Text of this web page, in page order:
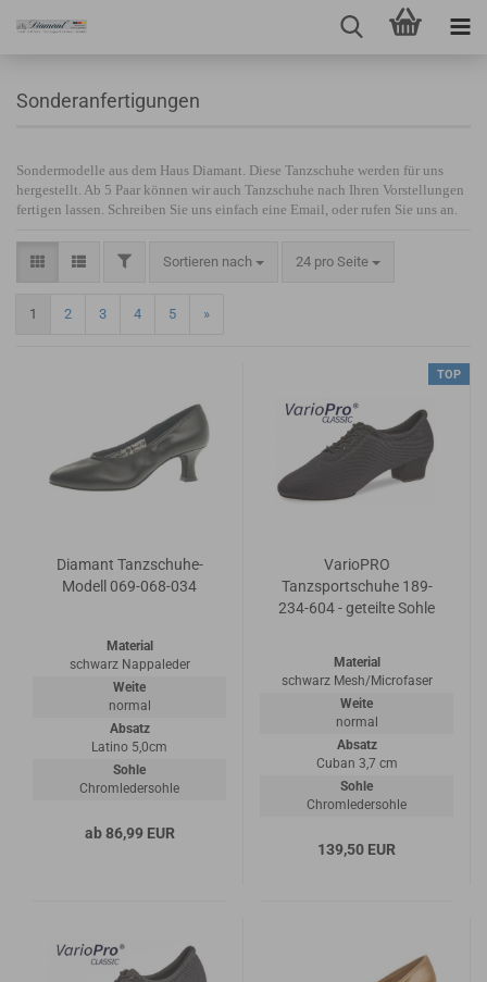
Sonderanfertigungen
Sondermodelle aus dem Haus Diamant. Diese Tanzschuhe werden für uns
hergestellt. Ab 5 Paar können wir auch Tanzschuhe nach Ihren Vorstellungen
fertigen lassen. Schreiben Sie uns einfach eine Email, oder rufen Sie uns an.
Sortieren nach 24 pro Seite
1 2 3 4 5 »
Diamant Tanzschuhe-
Modell 069-068-034
Material
schwarz Nappaleder
Weite
normal
Absatz
Latino 5,0cm
Sohle
Chromledersohle
ab 86,99 EUR
TOP
VarioPRO
Tanzsportschuhe 189-
234-604 - geteilte Sohle
Material
schwarz Mesh/Microfaser
Weite
normal
Absatz
Cuban 3,7 cm
Sohle
Chromledersohle
139,50 EUR